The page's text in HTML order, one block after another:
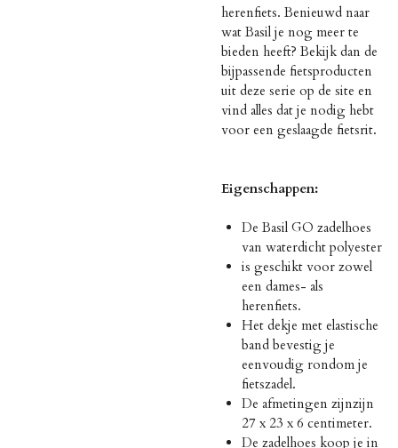
herenfiets. Benieuwd naar
wat Basil je nog meer te
bieden heeft? Bekijk dan de
bijpassende fietsproducten
uit deze serie op de site en
vind alles dat je nodig hebt
voor een geslaagde fietsrit.
Eigenschappen:
De Basil GO zadelhoes
van waterdicht polyester
is geschikt voor zowel
een dames- als
herenfiets.
Het dekje met elastische
band bevestig je
eenvoudig rondom je
fietszadel.
De afmetingen zijnzijn
27 x 23 x 6 centimeter.
De zadelhoes koop je in